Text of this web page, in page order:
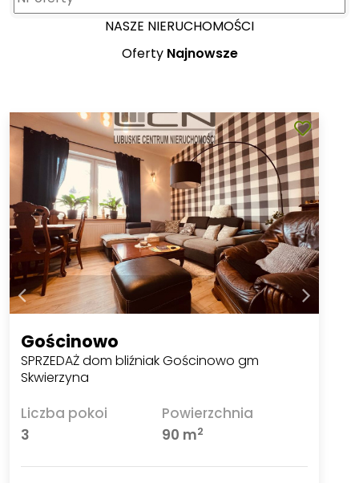
NASZE NIERUCHOMOŚCI
Oferty Najnowsze
Gościnowo
SPRZEDAŻ dom bliźniak Gościnowo gm
Skwierzyna
Liczba pokoi
3
Powierzchnia
90 m2